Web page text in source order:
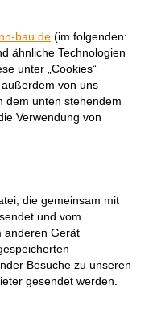
bau.de (im folgenden:
ähnliche Technologien
unter „Cookies“
von uns
dem unten stehendem
Verwendung von
die gemeinsam mit
und vom
anderen Gerät
Besuche zu unseren
gesendet werden.